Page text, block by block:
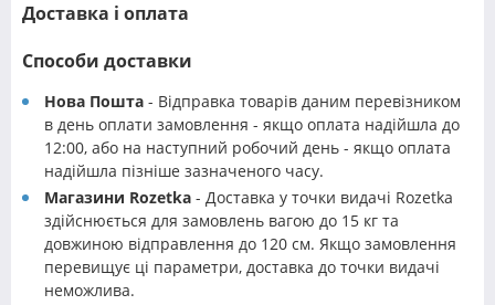
Доставка і оплата
Способи доставки
Нова Пошта - Відправка товарів даним перевізником
в день оплати замовлення - якщо оплата надійшла до
12:00, або на наступний робочий день - якщо оплата
надійшла пізніше зазначеного часу.
Магазини Rozetka - Доставка у точки видачі Rozetka
здійснюється для замовлень вагою до 15 кг та
довжиною відправлення до 120 см. Якщо замовлення
перевищує ці параметри, доставка до точки видачі
неможлива.